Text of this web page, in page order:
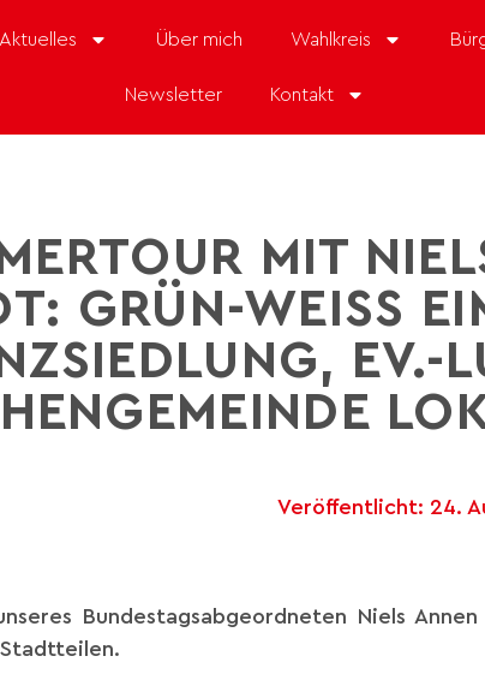
Aktuelles Über mich Wahlkreis
Newsletter Kontakt
MIT
GRÜN-WEISS
EV.-
Veröffentlicht: 24.
Bundestagsabgeordneten Niels